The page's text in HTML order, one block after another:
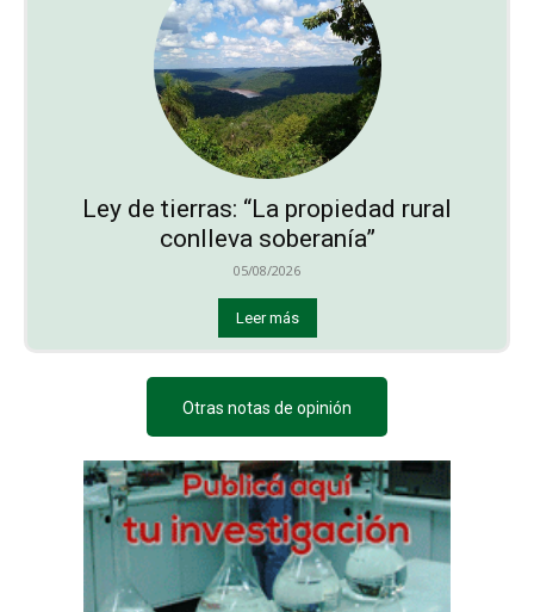
Ley de tierras: “La propiedad rural
conlleva soberanía”
05/08/2026
Leer más
Otras notas de opinión